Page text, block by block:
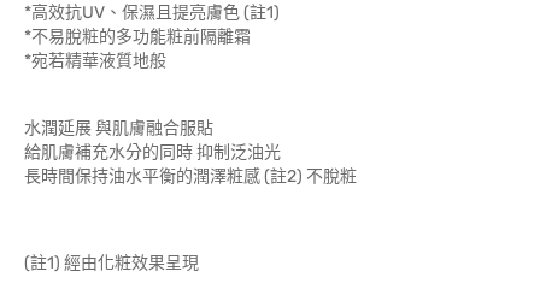
*高效抗UV、保濕且提亮膚色 (註1)
*不易脫粧的多功能粧前隔離霜
*宛若精華液質地般
水潤延展 與肌膚融合服貼
給肌膚補充水分的同時 抑制泛油光
長時間保持油水平衡的潤澤粧感 (註2) 不脫粧
(註1) 經由化粧效果呈現